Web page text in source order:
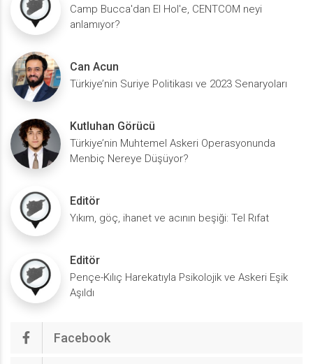
Camp Bucca'dan El Hol'e, CENTCOM neyi
anlamıyor?
Can Acun
Türkiye’nin Suriye Politikası ve 2023 Senaryoları
Kutluhan Görücü
Türkiye’nin Muhtemel Askeri Operasyonunda
Menbiç Nereye Düşüyor?
Editör
Yıkım, göç, ihanet ve acının beşiği: Tel Rıfat
Editör
Pençe-Kılıç Harekatıyla Psikolojik ve Askeri Eşik
Aşıldı
Facebook